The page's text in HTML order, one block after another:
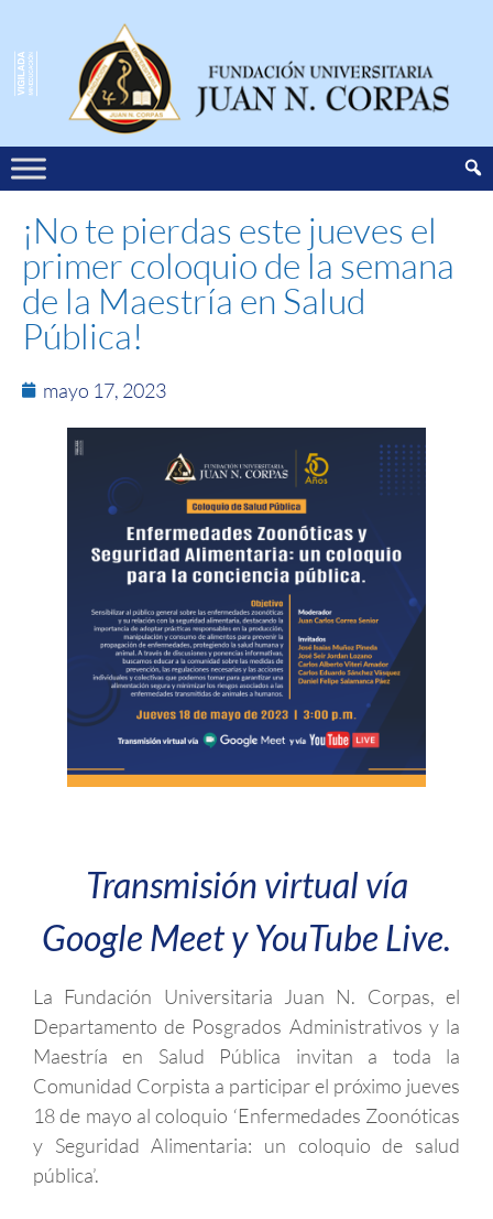
¡No te pierdas este jueves el
primer coloquio de la semana
de la Maestría en Salud
Pública!
mayo 17, 2023
Transmisión virtual vía
Google Meet y YouTube Live.
La Fundación Universitaria Juan N. Corpas, el
Departamento de Posgrados Administrativos y la
Maestría en Salud Pública invitan a toda la
Comunidad Corpista a participar el próximo jueves
18 de mayo al coloquio ‘Enfermedades Zoonóticas
y Seguridad Alimentaria: un coloquio de salud
pública’.